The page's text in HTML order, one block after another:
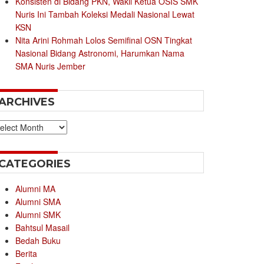
Nuris Ini Tambah Koleksi Medali Nasional Lewat
KSN
Nita Arini Rohmah Lolos Semifinal OSN Tingkat
Nasional Bidang Astronomi, Harumkan Nama
SMA Nuris Jember
Alumni MA
Alumni SMA
Alumni SMK
Bahtsul Masail
Bedah Buku
Berita